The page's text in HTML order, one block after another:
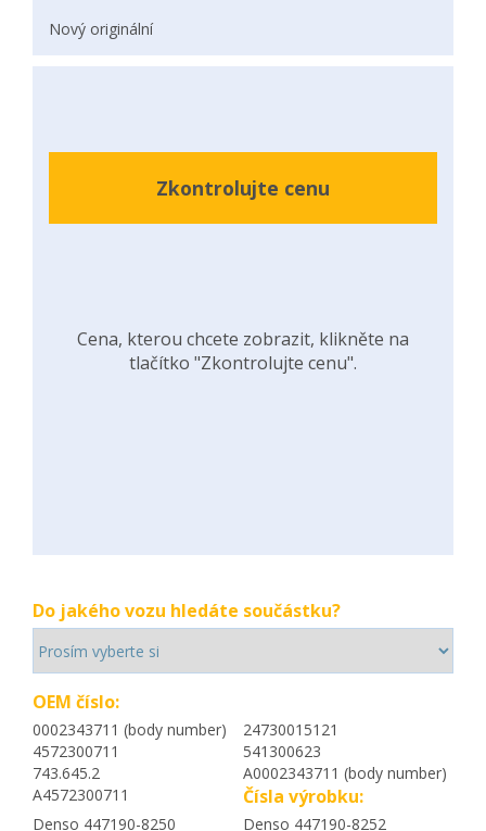
Nový originální
Zkontrolujte cenu
Cena, kterou chcete zobrazit, klikněte na
tlačítko "Zkontrolujte cenu".
Do jakého vozu hledáte součástku?
OEM číslo:
0002343711 (body number)
24730015121
4572300711
541300623
743.645.2
A0002343711 (body number)
A4572300711
Čísla výrobku:
Denso 447190-8250 Denso 447190-8252